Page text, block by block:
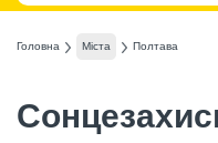
Головна Міста Полтава